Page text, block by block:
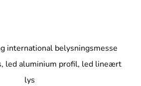
international belysningsmesse
led aluminium profil, led lineært
lys